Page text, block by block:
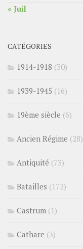
« Juil
CATÉGORIES
1914-1918 (30)
1939-1945 (16)
19ème siècle (6)
Ancien Régime (28)
Antiquité (73)
Batailles (172)
Castrum (1)
Cathare (3)